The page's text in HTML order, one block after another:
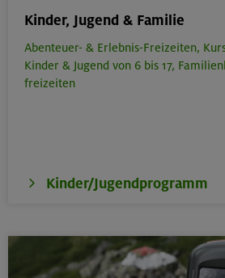
Kinder, Jugend & Familie
Abenteuer- & Erlebnis-Freizeiten,
Kinder & Jugend von 6 bis 17,
freizeiten
Kinder/Jugendprogramm